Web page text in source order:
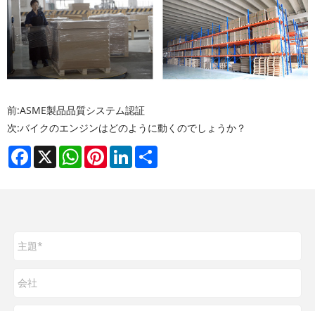
前:ASME製品品質システム認証
次:バイクのエンジンはどのように動くのでしょうか？
Facebook
X WhatsAppPinterestLinkedIn